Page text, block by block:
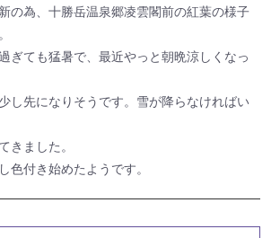
の為、十勝岳温泉郷凌雲閣前の紅葉の様子
ぎても猛暑で、最近やっと朝晩涼しくなっ
し先になりそうです。雪が降らなければい
きました。
色付き始めたようです。